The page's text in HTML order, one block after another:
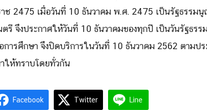
ช 2475 เมื่อวันที่ 10 ธันวาคม พ.ศ. 2475 เป็นรัฐธรรม
รี จึงประกาศให้วันที่ 10 ธันวาคมของทุกปี เป็นวันรัฐธร
ารศึกษา จึงปิดบริการในวันที่ 10 ธันวาคม 2562 ตามป
ให้ทราบโดยทั่วกัน
Facebook Twitter Line